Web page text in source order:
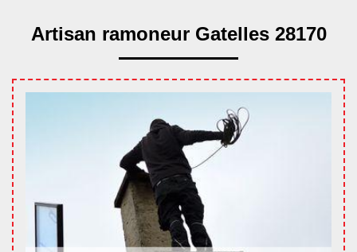
Artisan ramoneur Gatelles 28170